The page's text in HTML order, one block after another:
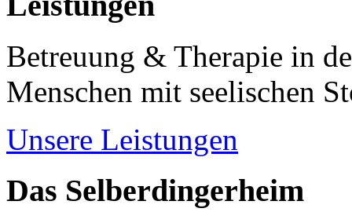
Betreuung & Therapie in
Menschen mit seelischen
Unsere Leistungen
Das Selberdingerheim